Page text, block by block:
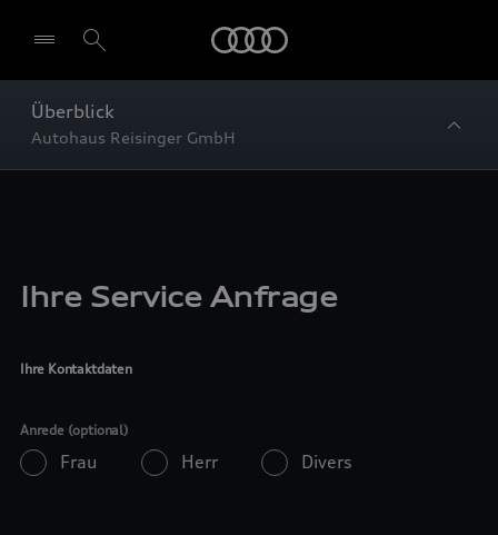
Überblick
Autohaus Reisinger GmbH